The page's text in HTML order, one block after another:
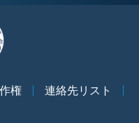
権
連絡先リスト